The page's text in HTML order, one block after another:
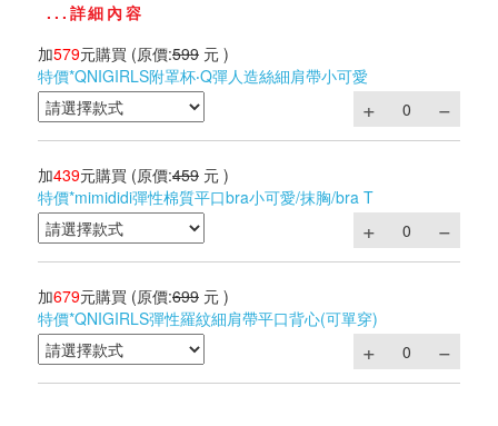
...詳細內容
加579元購買 (原價:599 元 )
特價*QNIGIRLS附罩杯‧Q彈人造絲細肩帶小可愛
加439元購買 (原價:459 元 )
特價*mimididi彈性棉質平口bra小可愛/抹胸/bra T
加679元購買 (原價:699 元 )
特價*QNIGIRLS彈性羅紋細肩帶平口背心(可單穿)